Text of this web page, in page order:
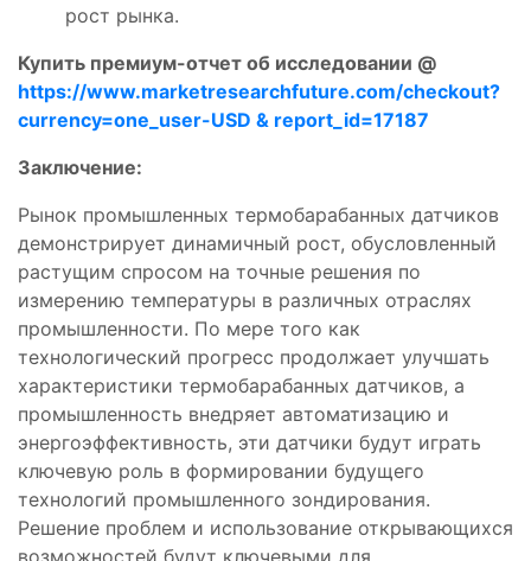
рост рынка.
Купить премиум-отчет об исследовании @
https://www.marketresearchfuture.com/checkout?
currency=one_user-USD & report_id=17187
Заключение:
Рынок промышленных термобарабанных датчиков
демонстрирует динамичный рост, обусловленный
растущим спросом на точные решения по
измерению температуры в различных отраслях
промышленности. По мере того как
технологический прогресс продолжает улучшать
характеристики термобарабанных датчиков, а
промышленность внедряет автоматизацию и
энергоэффективность, эти датчики будут играть
ключевую роль в формировании будущего
технологий промышленного зондирования.
Решение проблем и использование открывающихся
возможностей будут ключевыми для